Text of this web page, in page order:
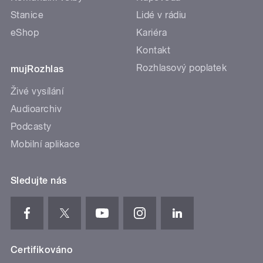
Stanice
eShop
mujRozhlas
Živé vysílání
Audioarchiv
Podcasty
Mobilní aplikace
Lidé v rádiu
Kariéra
Kontakt
Rozhlasový poplatek
Sledujte nás
Certifikováno